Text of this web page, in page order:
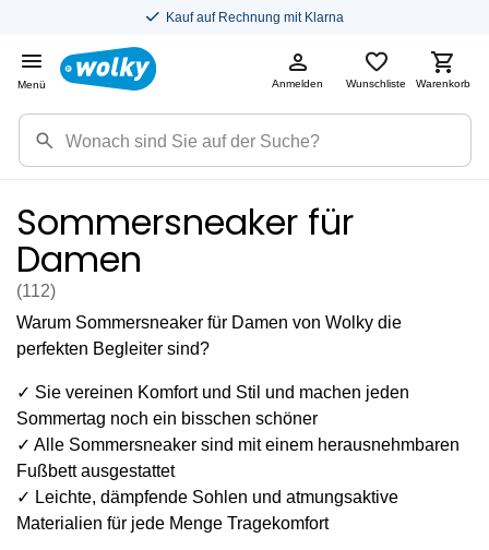
Kostenloser Versand in DE
Menü Anmelden Wunschliste Warenkorb
Sommersneaker für
Damen
(112)
Warum Sommersneaker für Damen von Wolky die
perfekten Begleiter sind?
✓ Sie vereinen Komfort und Stil und machen jeden
Sommertag noch ein bisschen schöner
✓ Alle Sommersneaker sind mit einem herausnehmbaren
Fußbett ausgestattet
✓ Leichte, dämpfende Sohlen und atmungsaktive
Materialien für jede Menge Tragekomfort